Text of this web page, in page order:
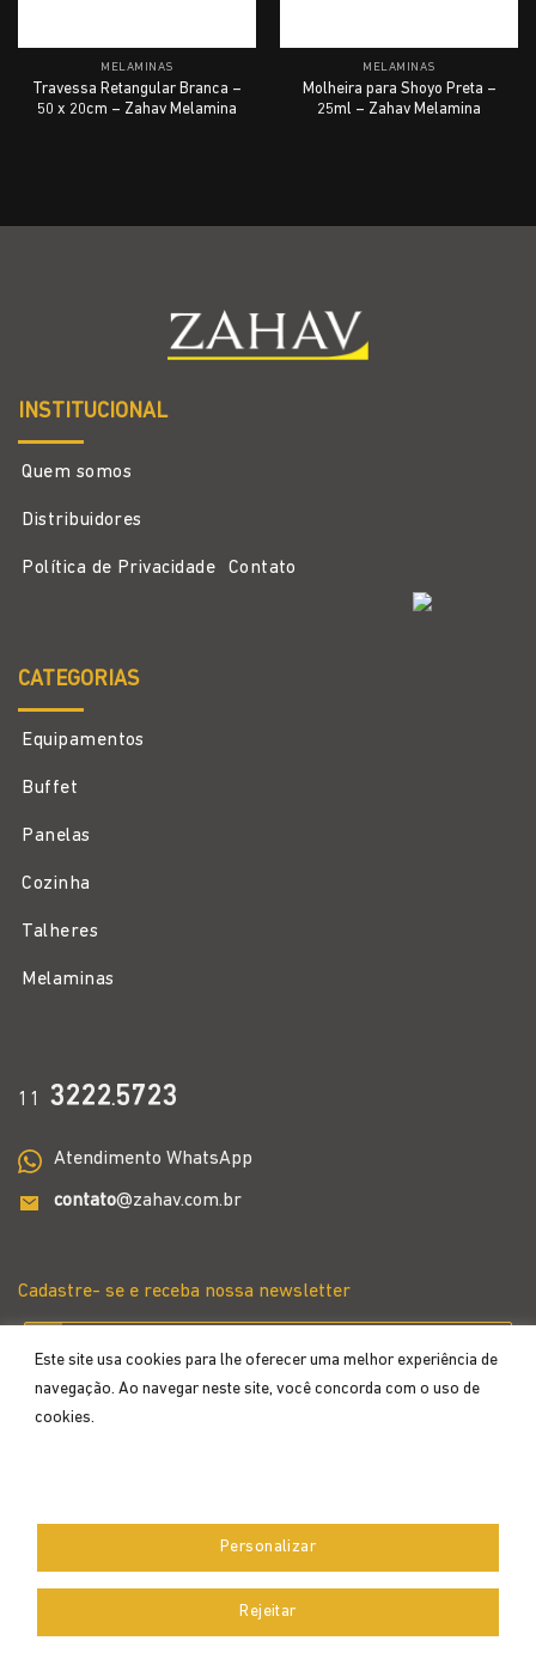
Este site usa cookies para lhe oferecer uma melhor experiência de
navegação. Ao navegar neste site, você concorda com o uso de
cookies.
Personalizar
Rejeitar
MELAMINAS
Travessa Retangular Branca –
50 x 20cm – Zahav Melamina
MELAMINAS
Molheira para Shoyo Preta –
25ml – Zahav Melamina
INSTITUCIONAL
Quem somos
Distribuidores
Política de Privacidade Contato
CATEGORIAS
Equipamentos
Buffet
Panelas
Cozinha
Talheres
Melaminas
11 3222.5723
Atendimento WhatsApp
contato@zahav.com.br
Cadastre- se e receba nossa newsletter
Desenvolvido por